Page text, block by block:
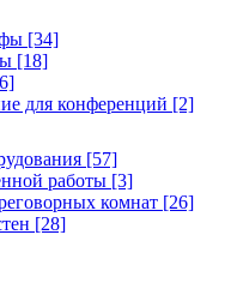
[34]
[18]
для конференций [2]
[57]
работы [3]
комнат [26]
[28]